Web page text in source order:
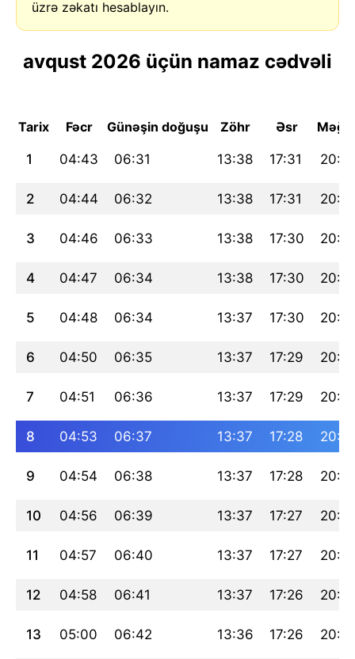
üzrə zəkatı hesablayın.
avqust 2026 üçün namaz cədvəli
Tarix Fəcr Günəşin doğuşu Zöhr Əsr
1 04:43 06:31 13:38 17:31
2 04:44 06:32 13:38 17:31
3 04:46 06:33 13:38 17:30
4 04:47 06:34 13:38 17:30
5 04:48 06:34 13:37 17:30 20:41
6 04:50 06:35 13:37 17:29
7 04:51 06:36 13:37 17:29
8 04:53 06:37 13:37 17:28
9 04:54 06:38 13:37 17:28
10 04:56 06:39 13:37 17:27
11 04:57 06:40 13:37 17:27
12 04:58 06:41 13:37 17:26
13 05:00 06:42 13:36 17:26 20:31